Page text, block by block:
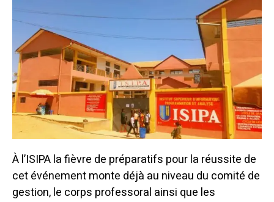
À l’ISIPA la fièvre de préparatifs pour la réussite de
cet événement monte déjà au niveau du comité de
gestion, le corps professoral ainsi que les